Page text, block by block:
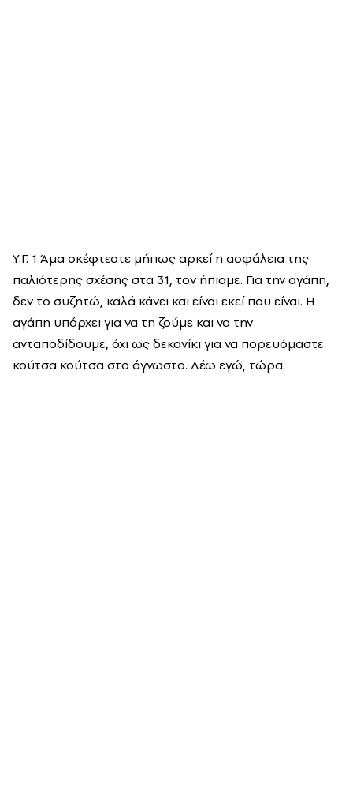
Υ.Γ. 1 Άμα σκέφτεστε μήπως αρκεί η ασφάλεια της
παλιότερης σχέσης στα 31, τον ήπιαμε. Για την αγάπη,
δεν το συζητώ, καλά κάνει και είναι εκεί που είναι. Η
αγάπη υπάρχει για να τη ζούμε και να την
ανταποδίδουμε, όχι ως δεκανίκι για να πορευόμαστε
κούτσα κούτσα στο άγνωστο. Λέω εγώ, τώρα.